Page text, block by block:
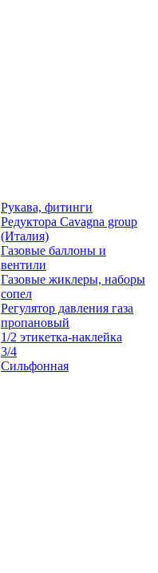
Рукава, фитинги
Редуктора Cavagna group
(Италия)
Газовые баллоны и
вентили
Газовые жиклеры, наборы
сопел
Регулятор давления газа
пропановый
1/2 этикетка-наклейка
3/4
Сильфонная